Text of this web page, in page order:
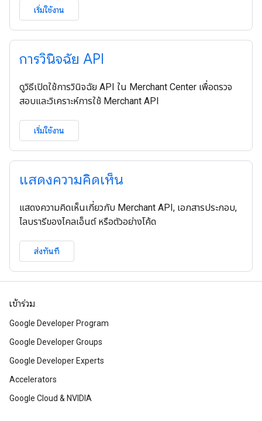
เริ่มใช้งาน
การวินิจฉัย API
ดูวิธีเปิดใช้การวินิจฉัย API ใน Merchant Center เพื่อตรวจ
สอบและวิเคราะห์การใช้ Merchant API
เริ่มใช้งาน
แสดงความคิดเห็น
แสดงความคิดเห็นเกี่ยวกับ Merchant API, เอกสารประกอบ,
ไลบรารีของไคลเอ็นต์ หรือตัวอย่างโค้ด
ส่งทันที
เข้าร่วม
Google Developer Program
Google Developer Groups
Google Developer Experts
Accelerators
Google Cloud & NVIDIA